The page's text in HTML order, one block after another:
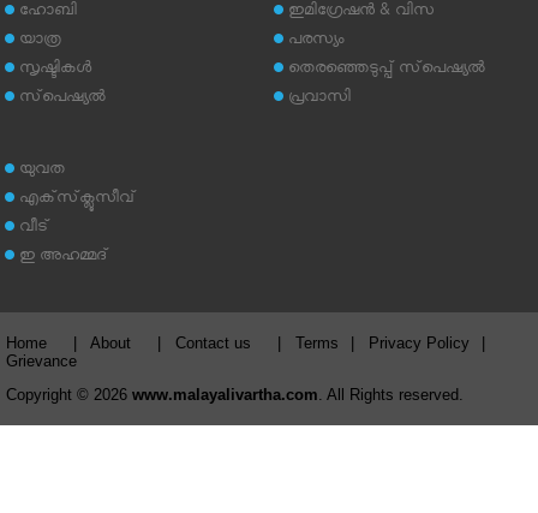
ഹോബി
യാത്ര
സൃഷ്ടികള്‍
സ്‌പെഷ്യല്‍
ഇമിഗ്രേഷന്‍ & വിസ
പരസ്യം
തെരഞ്ഞെടുപ്പ് സ്‌പെഷ്യല്‍
പ്രവാസി
യുവത
എക്‌സ്‌ക്ലൂസീവ്
വീട്
ഇ അഹമ്മദ്‌
Home About Contact us Terms Privacy Policy
Grievance
Copyright © 2026 www.malayalivartha.com . All Rights reserved.